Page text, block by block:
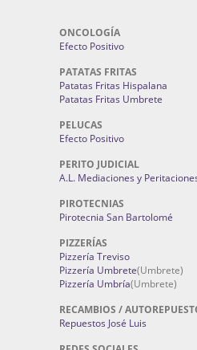
ONCOLOGÍA
Efecto Positivo
PATATAS FRITAS
Patatas Fritas Hispalana
Patatas Fritas Umbrete
PELUCAS
Efecto Positivo
PERITO JUDICIAL
A.L. Mediaciones y
PIROTECNIAS
Pirotecnia San Bartolomé
PIZZERÍAS
Pizzería Treviso
Pizzería Umbrete(Umbrete)
Pizzería Umbría(Umbrete)
RECAMBIOS /
Repuestos José Luis